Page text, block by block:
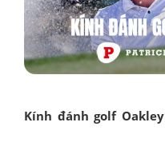
Kính đánh golf Oakley